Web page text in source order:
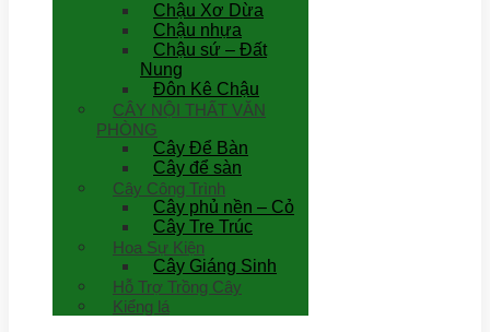
Chậu Xơ Dừa
Chậu nhựa
Chậu sứ – Đất
Nung
Đôn Kê Chậu
CÂY NỘI THẤT VĂN
PHÒNG
Cây Để Bàn
Cây để sàn
Cây Công Trình
Cây phủ nền – Cỏ
Cây Tre Trúc
Hoa Sự Kiện
Cây Giáng Sinh
Hỗ Trợ Trồng Cây
Kiểng lá